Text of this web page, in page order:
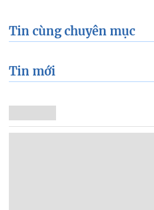
Tin cùng chuyên mục
Tin mới